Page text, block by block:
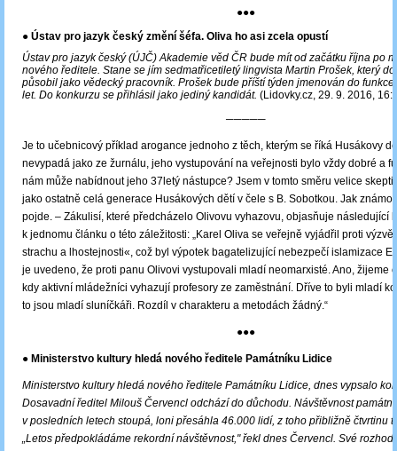
●●●
● Ústav pro jazyk český změní šéfa. Oliva ho asi zcela opustí
Ústav pro jazyk český (ÚJČ) Akademie věd ČR bude mít od začátku října po
nového ředitele. Stane se jím sedmatřicetiletý lingvista Martin Prošek, který
působil jako vědecký pracovník. Prošek bude příští týden jmenován do
let. Do konkurzu se přihlásil jako jediný kandidát. (Lidovky.cz, 29. 9. 2016,
─────
Je to učebnicový příklad arogance jednoho z těch, kterým se říká Husákovy
nevypadá jako ze žurnálu, jeho vystupování na veřejnosti bylo vždy dobré a
nám může nabídnout jeho 37letý nástupce? Jsem v tomto směru velice
jako ostatně celá generace Husákových dětí v čele s B. Sobotkou. Jak
pojde. ‒ Zákulisí, které předcházelo Olivovu vyhazovu, objasňuje následující
k jednomu článku o této záležitosti: „Karel Oliva se veřejně vyjádřil proti
strachu a lhostejnosti«, což byl výpotek bagatelizující nebezpečí islamizace
je uvedeno, že proti panu Olivovi vystupovali mladí neomarxisté. Ano, žijeme
kdy aktivní mládežníci vyhazují profesory ze zaměstnání. Dříve to byli mladí
to jsou mladí sluníčkáři. Rozdíl v charakteru a metodách žádný.“
●●●
● Ministerstvo kultury hledá nového ředitele Památníku Lidice
Ministerstvo kultury hledá nového ředitele Památníku Lidice, dnes vypsalo
Dosavadní ředitel Milouš Červencl odchází do důchodu. Návštěvnost
v posledních letech stoupá, loni přesáhla 46.000 lidí, z toho přibližně čtvrtinu
„Letos předpokládáme rekordní návštěvnost," řekl dnes Červencl. Své